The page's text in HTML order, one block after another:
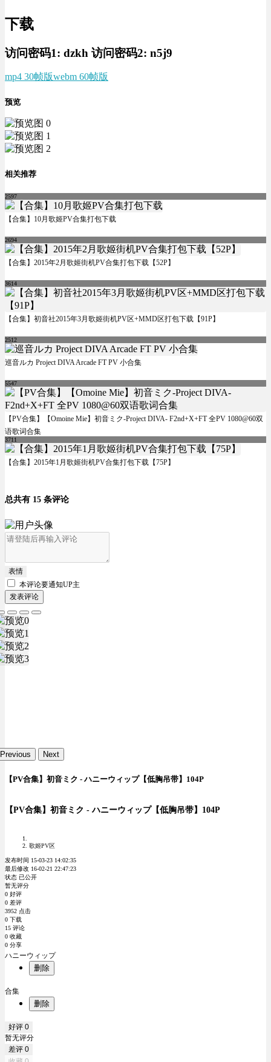
下载
访问密码1: dzkh 访问密码2: n5j9
mp4 30帧版webm 60帧版
预览
相关推荐
2597
【合集】10月歌姬PV合集打包下载
2694
【合集】2015年2月歌姬街机PV合集打包下载【52P】
3614
【合集】初音社2015年3月歌姬街机PV区+MMD区打包下载【91P】
2512
巡音ルカ Project DIVA Arcade FT PV 小合集
5547
【PV合集】【Omoine Mie】初音ミク-Project DIVA- F2nd+X+FT 全PV 1080@60双
语歌词合集
3711
【合集】2015年1月歌姬街机PV合集打包下载【75P】
总共有 15 条评论
表情
本评论要通知UP主
发表评论
Previous Next
【PV合集】初音ミク - ハニーウィップ【低胸吊带】104P
【PV合集】初音ミク - ハニーウィップ【低胸吊带】104P
歌姬PV区
发布时间 15-03-23 14:02:35
最后修改 16-02-21 22:47:23
状态 已公开
暂无评分
0 好评
0 差评
3952 点击
0 下载
15 评论
0 收藏
0 分享
ハニーウィップ
删除
合集
删除
好评 0
暂无评分
差评 0